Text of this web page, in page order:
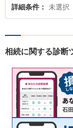
詳細条件 未選択
相続に関する診断